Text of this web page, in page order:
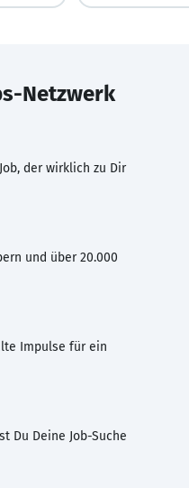
Netzwerk
der wirklich zu Dir
und über 20.000
Impulse für ein
Du Deine Job-Suche